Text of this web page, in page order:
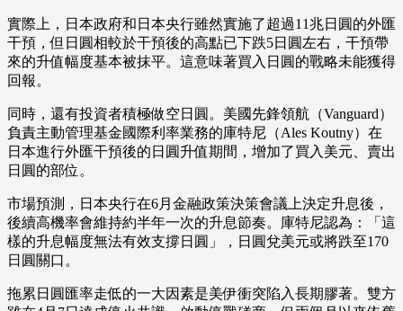
實際上，日本政府和日本央行雖然實施了超過11兆日圓的外匯
干預，但日圓相較於干預後的高點已下跌5日圓左右，干預帶
來的升值幅度基本被抹平。這意味著買入日圓的戰略未能獲得
回報。
同時，還有投資者積極做空日圓。美國先鋒領航（Vanguard）
負責主動管理基金國際利率業務的庫特尼（Ales Koutny）在
日本進行外匯干預後的日圓升值期間，增加了買入美元、賣出
日圓的部位。
市場預測，日本央行在6月金融政策決策會議上決定升息後，
後續高機率會維持約半年一次的升息節奏。庫特尼認為：「這
樣的升息幅度無法有效支撐日圓」，日圓兌美元或將跌至170
日圓關口。
拖累日圓匯率走低的一大因素是美伊衝突陷入長期膠著。雙方